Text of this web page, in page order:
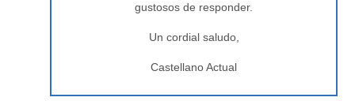
gustosos de responder.
Un cordial saludo,
Castellano Actual